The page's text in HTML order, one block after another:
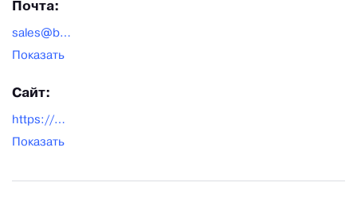
Почта:
sales@begriff.ru
Показать
Сайт:
https://begriff.ru/
Показать